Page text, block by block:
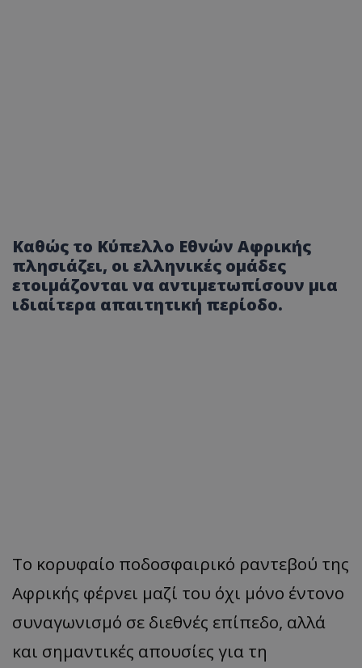
Καθώς το Κύπελλο Εθνών Αφρικής
πλησιάζει, οι ελληνικές ομάδες
ετοιμάζονται να αντιμετωπίσουν μια
ιδιαίτερα απαιτητική περίοδο.
Το κορυφαίο ποδοσφαιρικό ραντεβού της
Αφρικής φέρνει μαζί του όχι μόνο έντονο
συναγωνισμό σε διεθνές επίπεδο, αλλά
και σημαντικές απουσίες για τη